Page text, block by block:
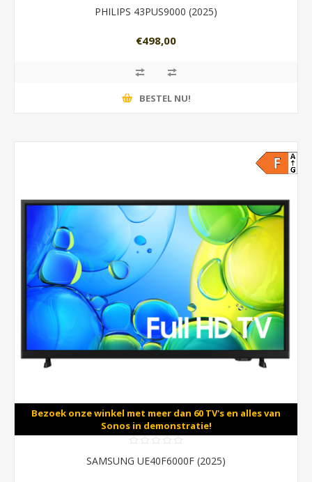
PHILIPS 43PUS9000 (2025)
€498,00
BESTEL NU!
Bezoek onze winkel met meer dan 60 TV's en alles van
Sonos in demonstratie!
SAMSUNG UE40F6000F (2025)